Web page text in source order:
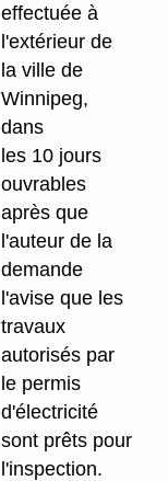
effectuée à
l'extérieur de
la ville de
Winnipeg,
dans
les 10 jours
ouvrables
après que
l'auteur de la
demande
l'avise que les
travaux
autorisés par
le permis
d'électricité
sont prêts pour
l'inspection.